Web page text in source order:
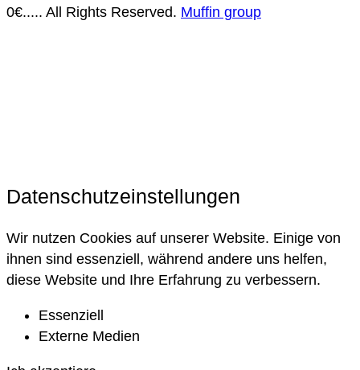
0€..... All Rights Reserved. Muffin group
Datenschutzeinstellungen
Wir nutzen Cookies auf unserer Website. Einige von
ihnen sind essenziell, während andere uns helfen,
diese Website und Ihre Erfahrung zu verbessern.
Essenziell
Externe Medien